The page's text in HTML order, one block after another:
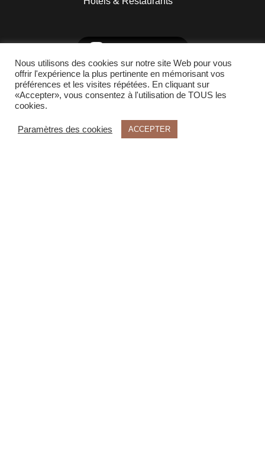
Accueil
Nous utilisons des cookies sur notre site Web pour vous
offrir l'expérience la plus pertinente en mémorisant vos
préférences et les visites répétées. En cliquant sur
«Accepter», vous consentez à l'utilisation de TOUS les
cookies.
Paramètres des cookies ACCEPTER